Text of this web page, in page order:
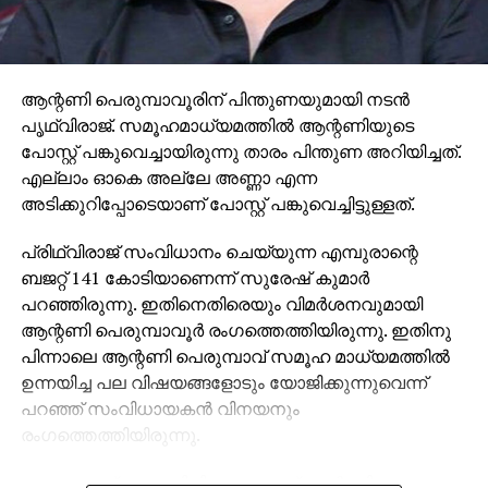
ആന്റണി പെരുമ്പാവൂരിന് പിന്തുണയുമായി നടന്‍
പൃഥ്വിരാജ്. സമൂഹമാധ്യമത്തില്‍ ആന്റണിയുടെ
പോസ്റ്റ് പങ്കുവെച്ചായിരുന്നു താരം പിന്തുണ അറിയിച്ചത്.
എല്ലാം ഓകെ അല്ലേ അണ്ണാ എന്ന
അടിക്കുറിപ്പോടെയാണ് പോസ്റ്റ് പങ്കുവെച്ചിട്ടുള്ളത്.
പ്രിഥ്വിരാജ് സംവിധാനം ചെയ്യുന്ന എമ്പുരാന്റെ
ബജറ്റ് 141 കോടിയാണെന്ന് സുരേഷ് കുമാര്‍
പറഞ്ഞിരുന്നു. ഇതിനെതിരെയും വിമര്‍ശനവുമായി
ആന്റണി പെരുമ്പാവൂര്‍ രംഗത്തെത്തിയിരുന്നു. ഇതിനു
പിന്നാലെ ആന്റണി പെരുമ്പാവ് സമൂഹ മാധ്യമത്തില്‍
ഉന്നയിച്ച പല വിഷയങ്ങളോടും യോജിക്കുന്നുവെന്ന്
പറഞ്ഞ് സംവിധായകന്‍ വിനയനും
രംഗത്തെത്തിയിരുന്നു.
സമൂഹമാധ്യമ കുറിപ്പിലൂടെയാണ് ആന്റണി